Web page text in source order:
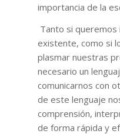
importancia de la
Tanto si queremos
existente, como si
plasmar nuestras
necesario un
comunicarnos con
de este lenguaje
comprensión,
de forma rápida y